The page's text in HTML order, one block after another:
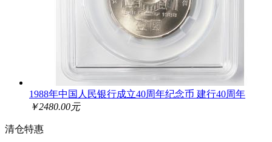
1988年中国人民银行成立40周年纪念币 建行40周年
￥2480.00元
清仓特惠